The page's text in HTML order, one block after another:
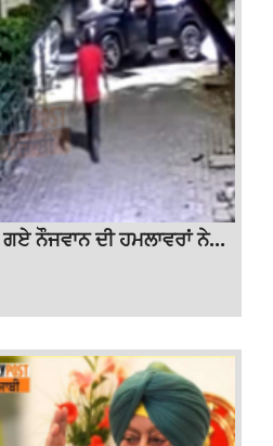
ਨੌਜਵਾਨ ਦੀ ਹਮਲਾਵਰਾਂ ਨੇ...